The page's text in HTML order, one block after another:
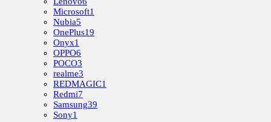
Microsoft1
Nubia5
OnePlus19
Onyx1
OPPO6
POCO3
realme3
REDMAGIC1
Redmi7
Samsung39
Sony1